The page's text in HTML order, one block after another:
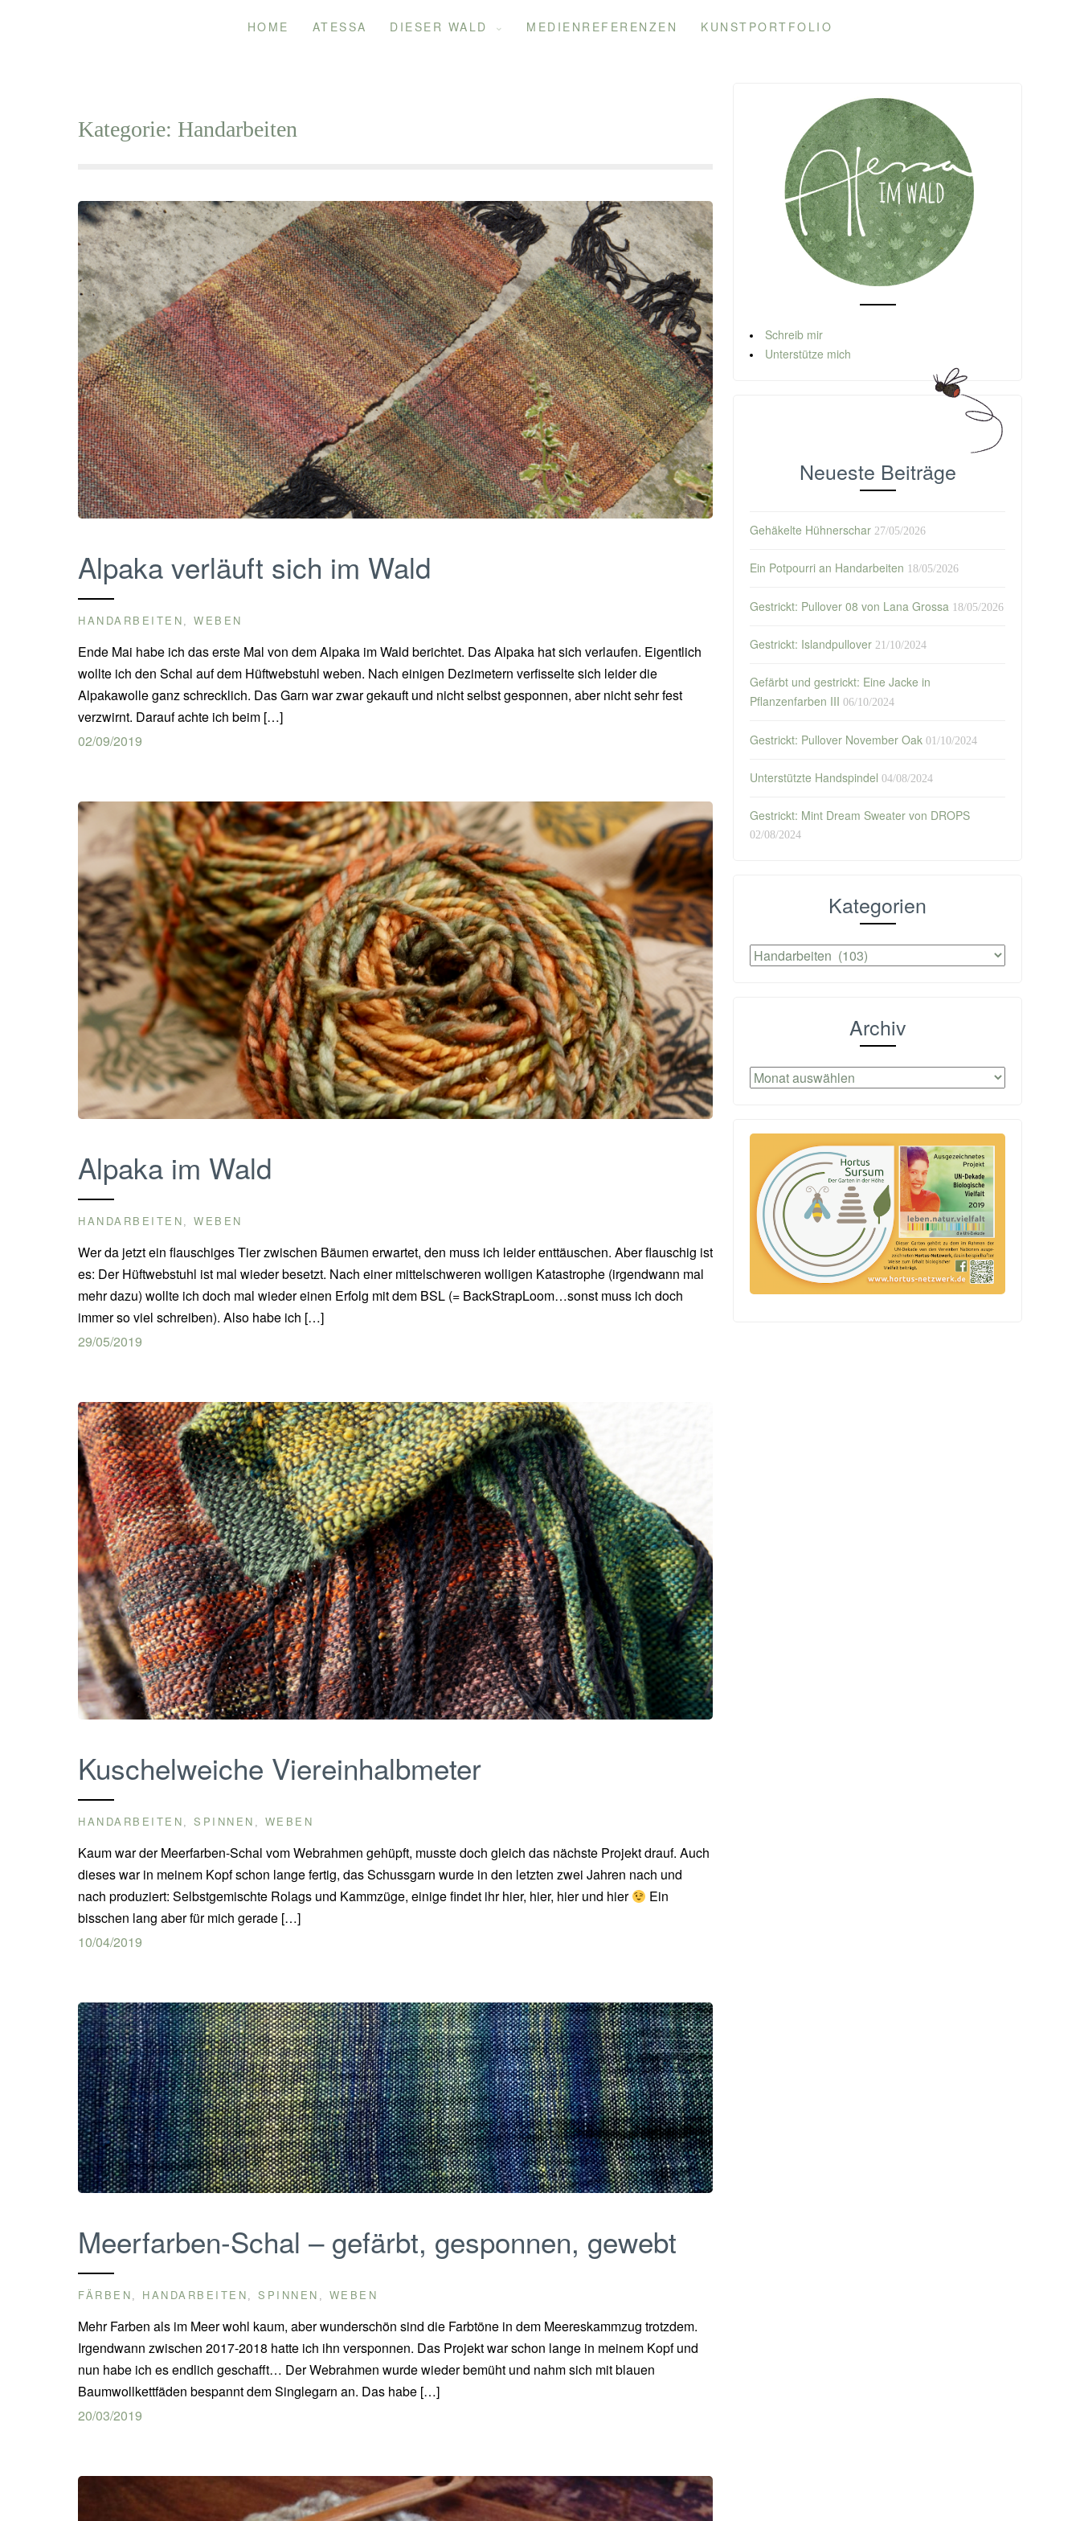
HOME ATESSA DIESER WALD MEDIENREFERENZEN KUNSTPORTFOLIO
Kategorie: Handarbeiten
Alpaka verläuft sich im Wald
HANDARBEITEN , WEBEN
Ende Mai habe ich das erste Mal von dem Alpaka im Wald berichtet. Das Alpaka hat sich verlaufen. Eigentlich
wollte ich den Schal auf dem Hüftwebstuhl weben. Nach einigen Dezimetern verfisselte sich leider die
Alpakawolle ganz schrecklich. Das Garn war zwar gekauft und nicht selbst gesponnen, aber nicht sehr fest
verzwirnt. Darauf achte ich beim […]
02/09/2019
Alpaka im Wald
HANDARBEITEN , WEBEN
Wer da jetzt ein flauschiges Tier zwischen Bäumen erwartet, den muss ich leider enttäuschen. Aber flauschig ist
es: Der Hüftwebstuhl ist mal wieder besetzt. Nach einer mittelschweren wolligen Katastrophe (irgendwann mal
mehr dazu) wollte ich doch mal wieder einen Erfolg mit dem BSL (= BackStrapLoom…sonst muss ich doch
immer so viel schreiben). Also habe ich […]
29/05/2019
Kuschelweiche Viereinhalbmeter
HANDARBEITEN SPINNEN WEBEN
Kaum war der Meerfarben-Schal vom Webrahmen gehüpft, musste doch gleich das nächste Projekt drauf. Auch
dieses war in meinem Kopf schon lange fertig, das Schussgarn wurde in den letzten zwei Jahren nach und
nach produziert: Selbstgemischte Rolags und Kammzüge, einige findet ihr hier, hier, hier und hier
Ein
bisschen lang aber für mich gerade […]
10/04/2019
Meerfarben-Schal – gefärbt, gesponnen, gewebt
FÄRBEN HANDARBEITEN SPINNEN WEBEN
Mehr Farben als im Meer wohl kaum, aber wunderschön sind die Farbtöne in dem Meereskammzug trotzdem.
Irgendwann zwischen 2017-2018 hatte ich ihn versponnen. Das Projekt war schon lange in meinem Kopf und
nun habe ich es endlich geschafft… Der Webrahmen wurde wieder bemüht und nahm sich mit blauen
Baumwollkettfäden bespannt dem Singlegarn an. Das habe […]
20/03/2019
Schreib mir
Unterstütze mich
Neueste Beiträge
Gehäkelte Hühnerschar 27/05/2026
Ein Potpourri an Handarbeiten 18/05/2026
Gestrickt: Pullover 08 von Lana Grossa 18/05/2026
Gestrickt: Islandpullover 21/10/2024
Gefärbt und gestrickt: Eine Jacke in
Pflanzenfarben III 06/10/2024
Gestrickt: Pullover November Oak 01/10/2024
Unterstützte Handspindel 04/08/2024
Gestrickt: Mint Dream Sweater von DROPS
02/08/2024
Kategorien
Kategorien
Archiv
Archiv